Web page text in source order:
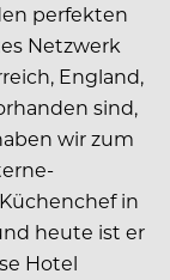
perfekten
Netzwerk
England,
sind,
wir zum
in
heute ist er
Hotel